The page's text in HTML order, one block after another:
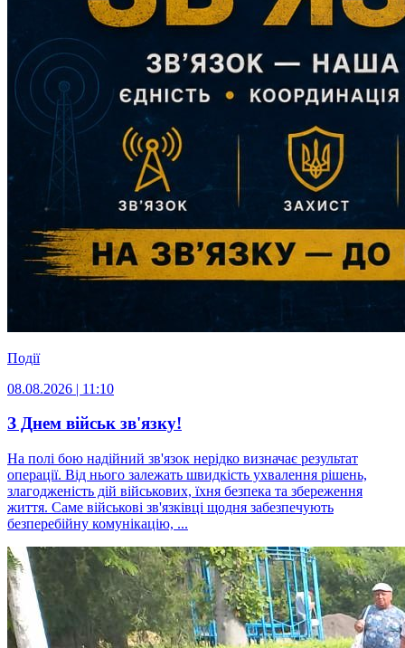
Події
08.08.2026 | 11:10
З Днем військ зв'язку!
На полі бою надійний зв'язок нерідко визначає результат
операції. Від нього залежать швидкість ухвалення рішень,
злагодженість дій військових, їхня безпека та збереження
життя. Саме військові зв'язківці щодня забезпечують
безперебійну комунікацію, ...